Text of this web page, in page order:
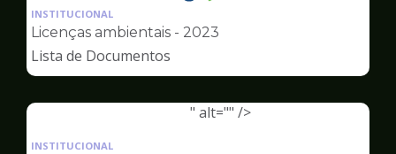
pagina
INSTITUCIONAL
Licenças ambientais - 2023
Lista de Documentos
" alt="" />
Ilustração
INSTITUCIONAL